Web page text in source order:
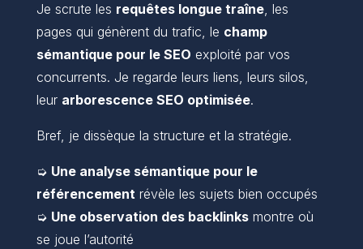
Je scrute les requêtes longue traîne, les
pages qui génèrent du trafic, le champ
sémantique pour le SEO exploité par vos
concurrents. Je regarde leurs liens, leurs silos,
leur arborescence SEO optimisée.
Bref, je dissèque la structure et la stratégie.
➭ Une analyse sémantique pour le
référencementrévèle les sujets bien occupés
➭ Une observation des backlinksmontre où
se joue l’autorité